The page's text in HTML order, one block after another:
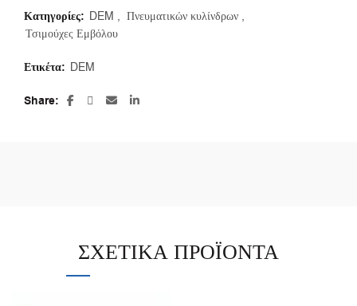
Κατηγορίες: DEM , Πνευματικών κυλίνδρων ,
Τσιμούχες Εμβόλου
Ετικέτα: DEM
Share
ΣΧΕΤΙΚΆ ΠΡΟΪΌΝΤΑ